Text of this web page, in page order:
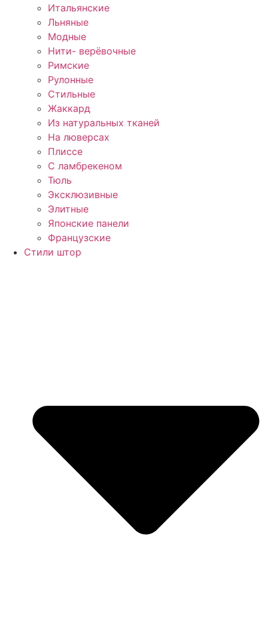
Итальянские
Льняные
Модные
Нити- верёвочные
Римские
Рулонные
Стильные
Жаккард
Из натуральных тканей
На люверсах
Плиссе
С ламбрекеном
Тюль
Эксклюзивные
Элитные
Японские панели
Французские
Стили штор